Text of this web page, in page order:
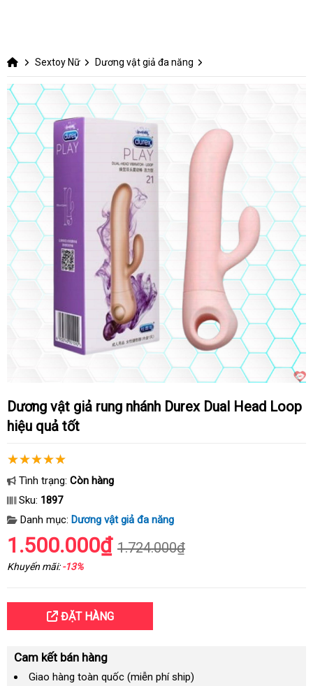
Sextoy Nữ Dương vật giả đa năng
Dương vật giả rung nhánh Durex Dual Head Loop
hiệu quả tốt
Tình trạng: Còn hàng
Sku: 1897
Danh mục: Dương vật giả đa năng
1.500.000₫ 1.724.000₫
Khuyến mãi:-13%
ĐẶT HÀNG
Cam kết bán hàng
Giao hàng toàn quốc (miễn phí ship)